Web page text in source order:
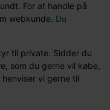
For at handle på
webkunde. Du
til private. Sidder du
som du gerne vil købe,
henviser vi gerne til